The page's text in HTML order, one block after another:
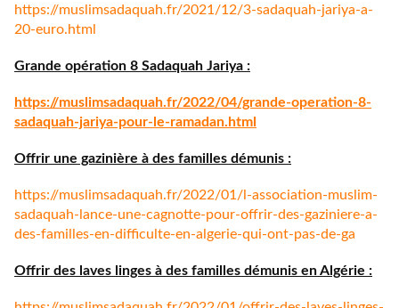
https://muslimsadaquah.fr/2021/12/3-sadaquah-jariya-a-
20-euro.html
Grande opération 8 Sadaquah Jariya :
https://muslimsadaquah.fr/2022/04/grande-operation-8-
sadaquah-jariya-pour-le-ramadan.html
Offrir une gazinière à des familles démunis :
https://muslimsadaquah.fr/2022/01/l-association-muslim-
sadaquah-lance-une-cagnotte-pour-offrir-des-gaziniere-a-
des-familles-en-difficulte-en-algerie-qui-ont-pas-de-ga
Offrir des laves linges à des familles démunis en Algérie :